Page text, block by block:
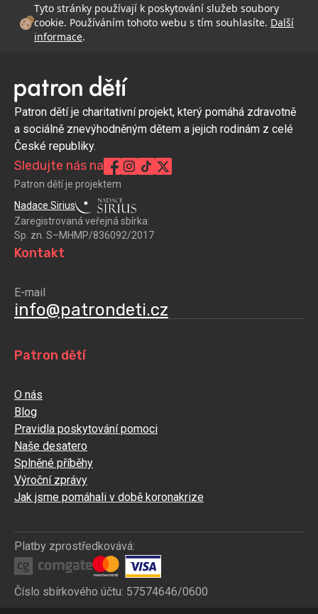
Tyto stránky používají k poskytování služeb soubory
cookie. Používáním tohoto webu s tím souhlasíte. Další
informace.
Patron dětí je charitativní projekt, který pomáhá zdravotně
a sociálně znevýhodněným dětem a jejich rodinám z celé
České republiky.
Sledujte nás na
Patron dětí je projektem
Nadace Sirius
Zaregistrovaná veřejná sbírka:
Sp. zn. S–MHMP/836092/2017
Patron dětí
O nás
Blog
Pravidla poskytování pomoci
Naše desatero
Splněné příběhy
Výroční zprávy
Jak jsme pomáhali v době koronakrize
Kontakt
E-mail
info@patrondeti.cz
Platby zprostředkovává:
Číslo sbírkového účtu: 57574646/0600